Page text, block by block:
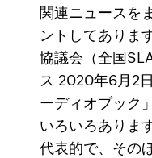
関連ニュースを
ントしてありま
協議会（全国
ス 2020年6月2
ーディオブック
いろいろありま
代表的で、その